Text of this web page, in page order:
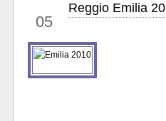
05
Reggio Emilia